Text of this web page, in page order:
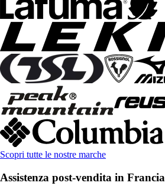
Scopri tutte le nostre marche
Assistenza post-vendita in Francia